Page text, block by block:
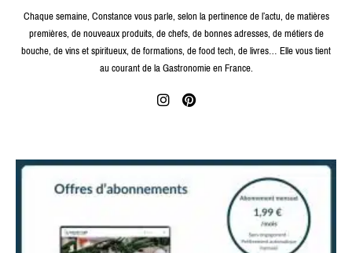
Chaque semaine, Constance vous parle, selon la pertinence de l’actu, de matières
premières, de nouveaux produits, de chefs, de bonnes adresses, de métiers de
bouche, de vins et spiritueux, de formations, de food tech, de livres… Elle vous tient
au courant de la Gastronomie en France.